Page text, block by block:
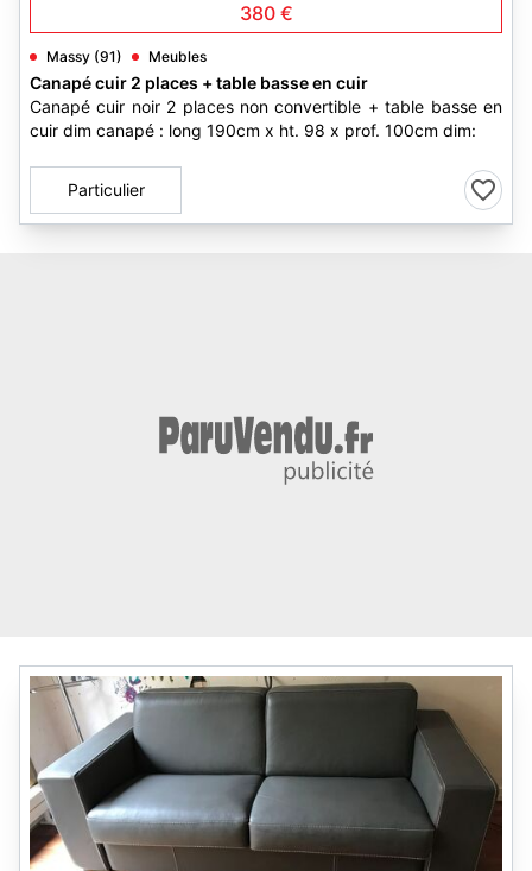
380 €
Massy (91) Meubles
Canapé cuir 2 places + table basse en cuir
Canapé cuir noir 2 places non convertible + table basse en
cuir dim canapé : long 190cm x ht. 98 x prof. 100cm dim:
Particulier